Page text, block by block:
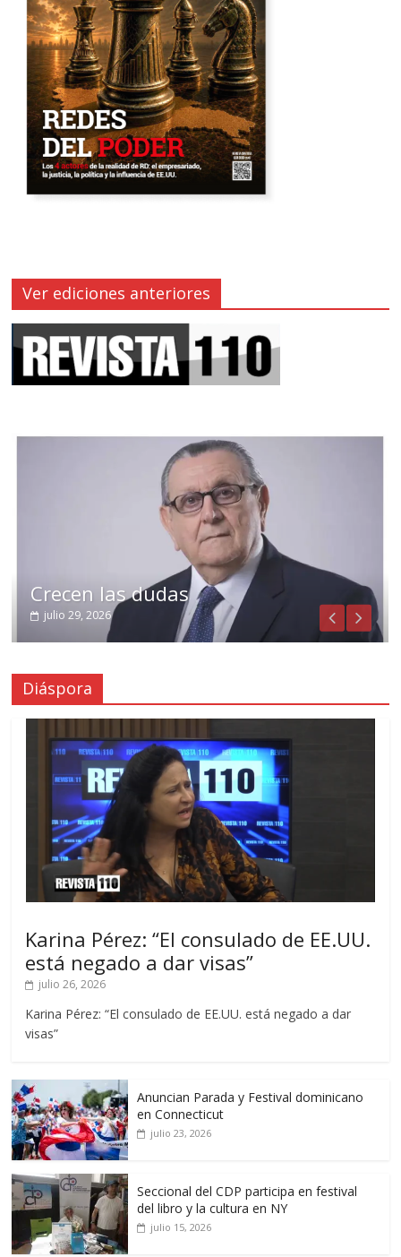
Ver ediciones anteriores
Crecen las dudas
julio 29, 2026
Diáspora
Karina Pérez: “El consulado de EE.UU.
está negado a dar visas”
julio 26, 2026
Karina Pérez: “El consulado de EE.UU. está negado a dar
visas”
Anuncian Parada y Festival dominicano
en Connecticut
julio 23, 2026
Seccional del CDP participa en festival
del libro y la cultura en NY
julio 15, 2026